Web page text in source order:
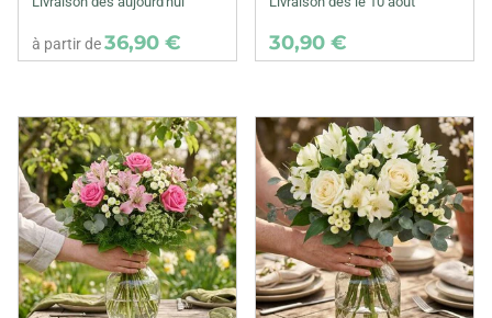
à partir de36,90 € 30,90 €